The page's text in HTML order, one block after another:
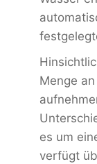
Menge
es um
verfügt